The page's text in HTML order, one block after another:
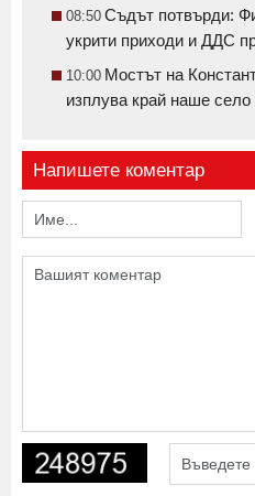
08:50 Съдът потвърди:
укрити приходи и ДДС
10:00 Мостът на
изплува край наше
Напишете коментар